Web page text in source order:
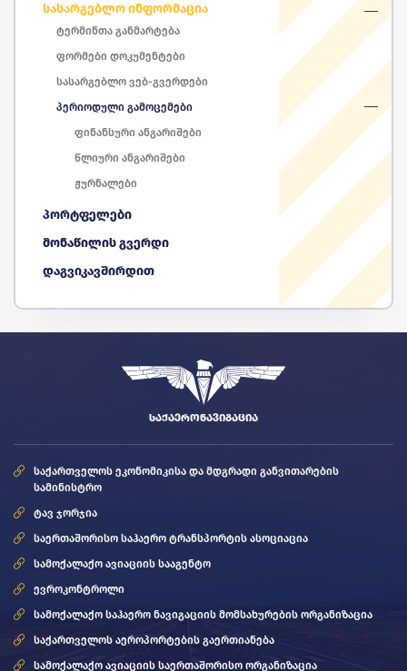
სასარგებლო ინფორმაცია
ტერმინთა განმარტება
ფორმები დოკუმენტები
სასარგებლო ვებ-გვერდები
პერიოდული გამოცემები
ფინანსური ანგარიშები
წლიური ანგარიშები
ჟურნალები
პორტფელები
მონაწილის გვერდი
დაგვიკავშირდით
ᲡᲐᲥᲐᲔᲠᲝᲜᲐᲕᲘᲒᲐᲪᲘᲐ
საქართველოს ეკონომიკისა და მდგრადი განვითარების
სამინისტრო
ტავ ჯორჯია
საერთაშორისო საჰაერო ტრანსპორტის ასოციაცია
სამოქალაქო ავიაციის სააგენტო
ევროკონტროლი
სამოქალაქო საჰაერო ნავიგაციის მომსახურების ორგანიზაცია
საქართველოს აეროპორტების გაერთიანება
სამოქალაქო ავიაციის საერთაშორისო ორგანიზაცია